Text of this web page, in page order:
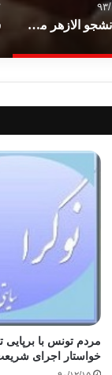
۱۷
71 دانشجو الازهر مصر به اتهام پیوستن به اخوان المسلمین محاکمه شدند
مردم تونس با برپایی
خواستار اجرای